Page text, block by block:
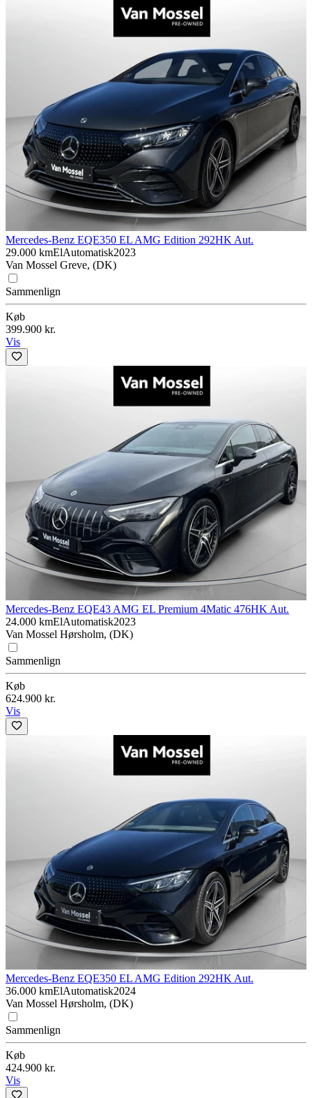
Mercedes-Benz EQE350 EL AMG Edition 292HK Aut.
29.000 kmElAutomatisk2023
Van Mossel Greve, (DK)
Sammenlign
Køb
399.900 kr.
Vis
Mercedes-Benz EQE43 AMG EL Premium 4Matic 476HK Aut.
24.000 kmElAutomatisk2023
Van Mossel Hørsholm, (DK)
Sammenlign
Køb
624.900 kr.
Vis
Mercedes-Benz EQE350 EL AMG Edition 292HK Aut.
36.000 kmElAutomatisk2024
Van Mossel Hørsholm, (DK)
Sammenlign
Køb
424.900 kr.
Vis